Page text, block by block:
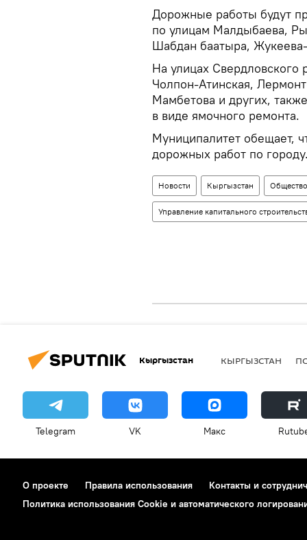
Дорожные работы будут
по улицам Малдыбаева,
Шабдан баатыра,
На улицах Свердловского
Чолпон-Атинская,
Мамбетова и других,
в виде ямочного ремонта.
Муниципалитет обещает,
дорожных работ по
Новости Кыргызстан Общество
Управление капитального
Кыргызстан КЫРГЫЗСТАН
Telegram VK Макс
О проекте Правила использования
Контакты и
Политика использования Cookie и автоматического